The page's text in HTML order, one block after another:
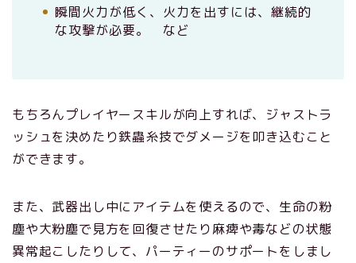
瞬間火力が低く、火力を出すには、継続的
な攻撃が必要。 など
もちろんプレイヤースキルが向上すれば、ジャストラ
ッシュを決めたり鉄蟲糸技でダメージを叩き込むこと
ができます。
また、武器出し中にアイテムを使えるので、生命の粉
塵や大粉塵で見方を回復させたり麻痺や毒などの状態
異常起こしたりして、パーティーのサポートをしまし